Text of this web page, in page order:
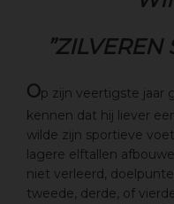
”ZILVEREN
Op zijn veertigste jaar
kennen dat hij liever
wilde zijn sportieve
lagere elftallen
niet verleerd,
tweede, derde, of